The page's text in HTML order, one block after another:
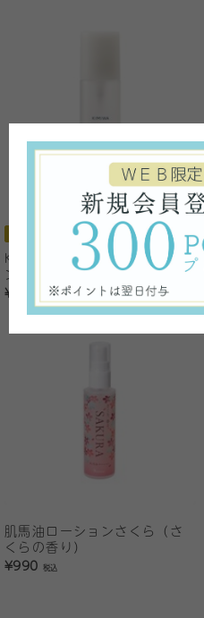
人気商品
KIMIWA プラセンＳローショ
ン
¥3,520税込
肌馬油ローションさくら（さ
くらの香り）
¥990 税込